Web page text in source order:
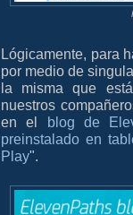
Lógicamente, para
por medio de
la misma que
nuestros
en el blog de
preinstalado en
Play".